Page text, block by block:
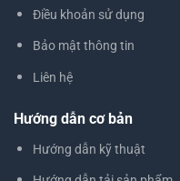
Điều khoản sử dụng
Bảo mật thông tin
Liên hệ
Hướng dẫn cơ bản
Hướng dẫn kỹ thuật